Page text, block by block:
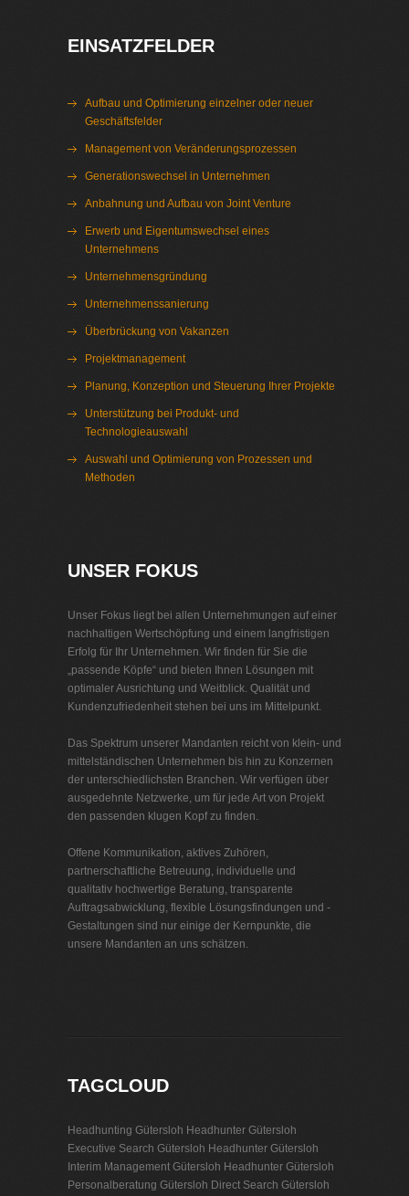
EINSATZFELDER
Aufbau und Optimierung einzelner oder neuer
Geschäftsfelder
Management von Veränderungsprozessen
Generationswechsel in Unternehmen
Anbahnung und Aufbau von Joint Venture
Erwerb und Eigentumswechsel eines
Unternehmens
Unternehmensgründung
Unternehmenssanierung
Überbrückung von Vakanzen
Projektmanagement
Planung, Konzeption und Steuerung Ihrer Projekte
Unterstützung bei Produkt- und
Technologieauswahl
Auswahl und Optimierung von Prozessen und
Methoden
UNSER FOKUS
Unser Fokus liegt bei allen Unternehmungen auf einer
nachhaltigen Wertschöpfung und einem langfristigen
Erfolg für Ihr Unternehmen. Wir finden für Sie die
„passende Köpfe“ und bieten Ihnen Lösungen mit
optimaler Ausrichtung und Weitblick. Qualität und
Kundenzufriedenheit stehen bei uns im Mittelpunkt.
Das Spektrum unserer Mandanten reicht von klein- und
mittelständischen Unternehmen bis hin zu Konzernen
der unterschiedlichsten Branchen. Wir verfügen über
ausgedehnte Netzwerke, um für jede Art von Projekt
den passenden klugen Kopf zu finden.
Offene Kommunikation, aktives Zuhören,
partnerschaftliche Betreuung, individuelle und
qualitativ hochwertige Beratung, transparente
Auftragsabwicklung, flexible Lösungsfindungen und -
Gestaltungen sind nur einige der Kernpunkte, die
unsere Mandanten an uns schätzen.
TAGCLOUD
Headhunting Gütersloh Headhunter Gütersloh
Executive Search Gütersloh Headhunter Gütersloh
Interim Management Gütersloh Headhunter Gütersloh
Personalberatung Gütersloh Direct Search Gütersloh